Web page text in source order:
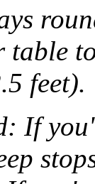
table
feet).
If